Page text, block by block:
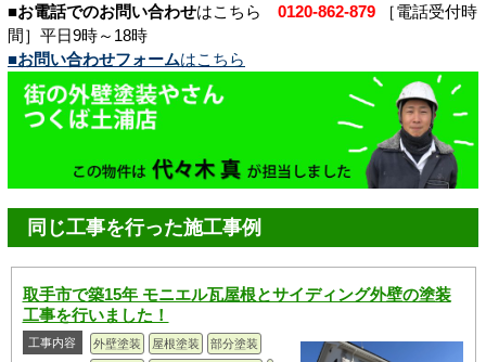
■お電話でのお問い合わせはこちら 0120-862-879 ［電話受付時
間］平日9時～18時
■お問い合わせフォームはこちら
同じ工事を行った施工事例
取手市で築15年 モニエル瓦屋根とサイディング外壁の塗装
工事を行いました！
工事内容 外壁塗装 屋根塗装 部分塗装